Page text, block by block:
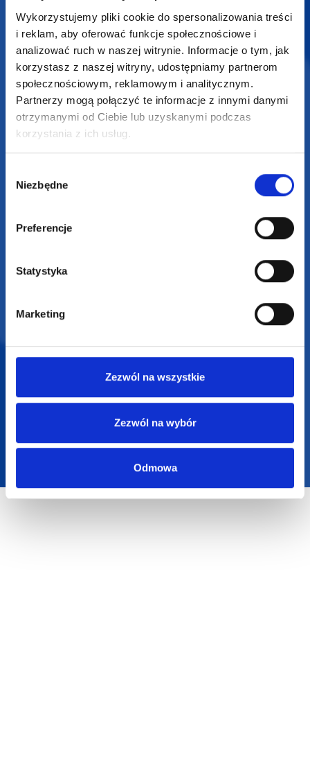
Wykorzystujemy pliki cookie do spersonalizowania treści
i reklam, aby oferować funkcje społecznościowe i
analizować ruch w naszej witrynie. Informacje o tym, jak
korzystasz z naszej witryny, udostępniamy partnerom
społecznościowym, reklamowym i analitycznym.
Partnerzy mogą połączyć te informacje z innymi danymi
otrzymanymi od Ciebie lub uzyskanymi podczas
korzystania z ich usług.
zgody
Niezbędne
Preferencje
Statystyka
Marketing
Zezwól na wszystkie
Zezwól na wybór
Odmowa
JAKUB LIEBELT
Osiecza Pierwsza 29
NIP: 6652893990
KONTAKT
+48 601 072 064
biuro@supergadzet.com
Zapraszamy do kontaktu
2025 SUPERGADŻET.com © Wszelkie prawa zastrzeżone /